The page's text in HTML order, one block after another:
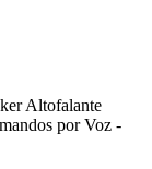
Altofalante
por Voz -